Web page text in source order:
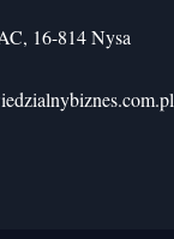
16-814 Nysa